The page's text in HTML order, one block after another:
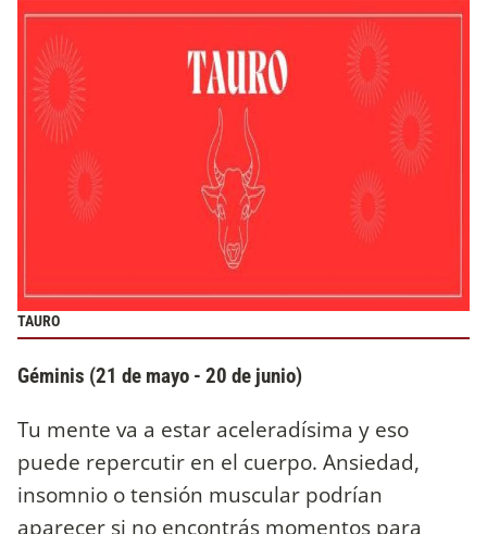
TAURO
Géminis (21 de mayo - 20 de junio)
Tu mente va a estar aceleradísima y eso
puede repercutir en el cuerpo. Ansiedad,
insomnio o tensión muscular podrían
aparecer si no encontrás momentos para